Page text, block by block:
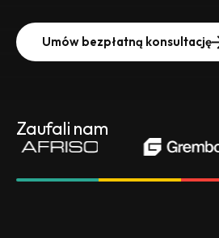
Umów bezpłatną konsultację
Zaufali nam